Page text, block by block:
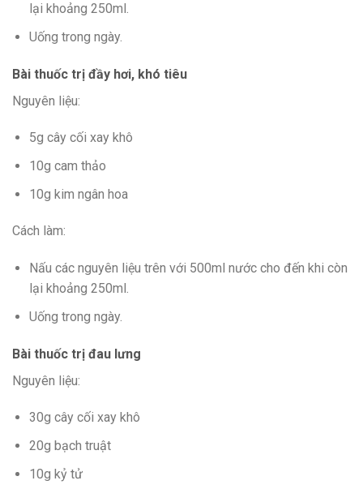
lại khoảng 250ml.
Uống trong ngày.
Bài thuốc trị đầy hơi, khó tiêu
Nguyên liệu:
5g cây cối xay khô
10g cam thảo
10g kim ngân hoa
Cách làm:
Nấu các nguyên liệu trên với 500ml nước cho đến khi còn
lại khoảng 250ml.
Uống trong ngày.
Bài thuốc trị đau lưng
Nguyên liệu:
30g cây cối xay khô
20g bạch truật
10g kỷ tử